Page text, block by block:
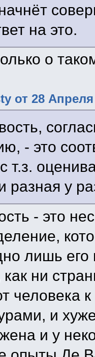
на это.
о
от 28 Апреля
- это
т.з.
разная у
- это
лишь
ни
человека
и
и у